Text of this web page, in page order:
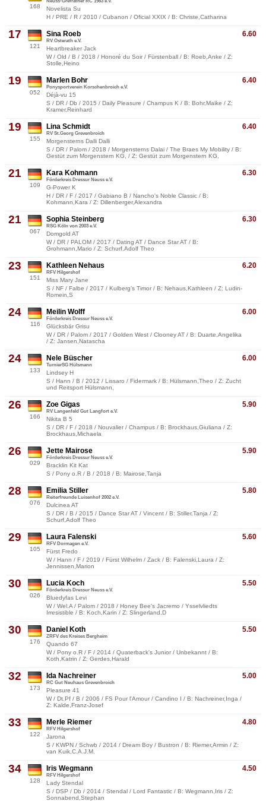
168
Novelista Su
H / PRE / R / 2010 / Cubanon / Oficial XXIX / B: Christe,Catharina
17
121
6.60
Sina Roeb
RV Osterath e.V.
Heartbreaker Jack
W / Old / B / 2018 / Honoré du Soir / Fürstenball / B: Roeb,Anke / Z:
Stolle,Heino
19
052
6.40
Marlen Bohr
Ponysportverein Korschenbroich e.V.
Déjà-vu 15
S / DR / Db / 2015 / Daily Pleasure / Champus K / B: Bohr,Maike / Z:
Kramer,Reinhard
19
155
6.40
Lina Schmidt
RV St.Georg Grevenbroich
Morgensterns Dalli Dalli
S / DR / Palom / 2018 / Morgensterns Dalai / The Braes My Mobility / B:
Gestüt zum Morgenstern KG, / Z: Gestüt zum Morgenstern KG,
21
109
6.30
Kara Kohmann
Förderkreis Dressur Neuss e.V.
G-Power K
H / DR / F / 2017 / Gabiano B / Nancho's Noble Classic / B:
Kohmann,Kara / Z: Dillenberger,Alexandra
21
067
6.30
Sophia Steinberg
RSG Köln von 2003 e.V.
Domgold AT
W / DR / PALOM / 2017 / Dating AT / Dance Star AT / B:
Grohmann,Mario / Z: Schurf,Adolf Theo
23
151
6.20
Kathleen Nehaus
RFV Hilgershof
Miss Mary Jane
S / NF / Falbe / 2017 / Kulberg's Timor / B: Nehaus,Kathleen / Z: Ludin-
Romein,S
24
116
6.00
Meilin Wolff
Förderkreis Dressur Neuss e.V.
Glücksbär Grisu
W / DR / Palom / 2017 / Golden West / Clooney AT / B: Duarte,Angelika
/ Z: Jansen,Natascha
24
133
6.00
Nele Büscher
TurnierSG Hülsmann
Lindsey H
S / Hann / B / 2012 / Lissaro / Fidermark / B: Hülsmann,Theo / Z: Zucht
und Reitsport Hülsmann,
26
166
5.90
Zoe Gigas
RV Langenfeld Gut Langfort e.V.
Nikita B 5
S / DR / F / 2018 / Nouvalier / Champus / B: Brockhaus,Giuliana / Z:
Brockhaus,Michaela
26
029
5.90
Jette Mairose
Förderkreis Dressur Neuss e.V.
Bracklin Kit Kat
S / Pony o.R / B / 2018 / B: Mairose,Tanja
28
076
5.80
Emilia Stiller
Reiterfreunde Luisenhof 2002 e.V.
Dulcinea AT
S / DR / B / 2015 / Dance Star AT / Vincent / B: Stiller,Tanja / Z:
Schurf,Adolf Theo
29
105
5.60
Laura Falenski
RFV Dormagen e.V.
Fürst Fredo
W / Hann / F / 2019 / Fürst Wilhelm / Zack / B: Falenski,Laura / Z:
Jennissen,Marion
30
026
5.50
Lucia Koch
Förderkreis Dressur Neuss e.V.
Bluedyfas Levi
W / Wel.A / Palom / 2018 / Honey Bee's Jacremo / Ysselvliedts
Irresistible / B: Koch,Karin / Z: Slingerland,D
30
176
5.50
Daniel Koth
ZRFV des Kreises Bergheim
Quando 67
W / Pony o.R / F / 2014 / Quaterback's Junior / Unbekannt / B:
Koth,Katrin / Z: Gerdes,Harald
32
173
5.00
Ida Nachreiner
RC Gut Neuhaus Grevenbroich
Pleasure 41
W / Dt.Pf / B / 2006 / FS Pour l'Amour / Candino I / B: Nachreiner,Inga /
Z: Kalde,Franz-Josef
33
122
4.80
Merle Riemer
RFV Hilgershof
Jarona
S / KWPN / Schwb / 2014 / Dream Boy / Bustron / B: Riemer,Armin / Z:
van Kuik,C.A.J.M.
34
128
4.50
Iris Wegmann
RFV Hilgershof
Lady Stendal
S / DSP / Db / 2014 / Stendal / Lord Fantastic / B: Wegmann,Iris / Z:
Sonnabend,Stephan